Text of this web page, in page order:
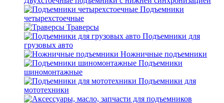
Подъемники
четырехстоечные
Траверсы
Подъемники для
грузовых авто
Ножничные подъемники
Подъемники
шиномонтажные
Подъемники для
мототехники